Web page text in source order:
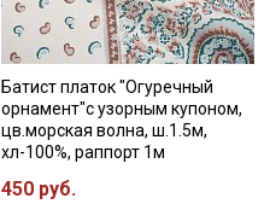
Батист платок "Огуречный
орнамент"с узорным купоном,
цв.морская волна, ш.1.5м,
хл-100%, раппорт 1м
450 руб.